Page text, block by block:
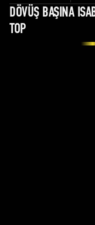
DÖVÜŞ BAŞINA
TOP